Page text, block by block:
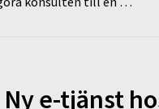
e-tjänst